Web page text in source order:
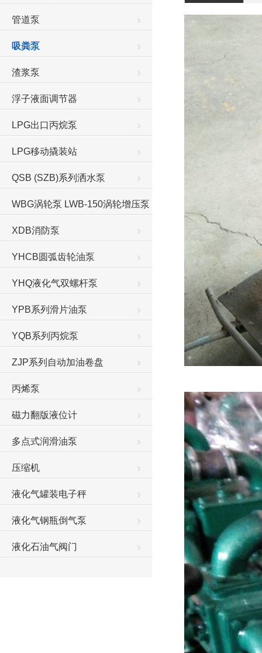
管道泵
吸粪泵
渣浆泵
浮子液面调节器
LPG出口丙烷泵
LPG移动撬装站
QSB (SZB)系列洒水泵
WBG涡轮泵 LWB-150涡轮增压泵
XDB消防泵
YHCB圆弧齿轮油泵
YHQ液化气双螺杆泵
YPB系列滑片油泵
YQB系列丙烷泵
ZJP系列自动加油卷盘
丙烯泵
磁力翻版液位计
多点式润滑油泵
压缩机
液化气罐装电子秤
液化气钢瓶倒气泵
液化石油气阀门